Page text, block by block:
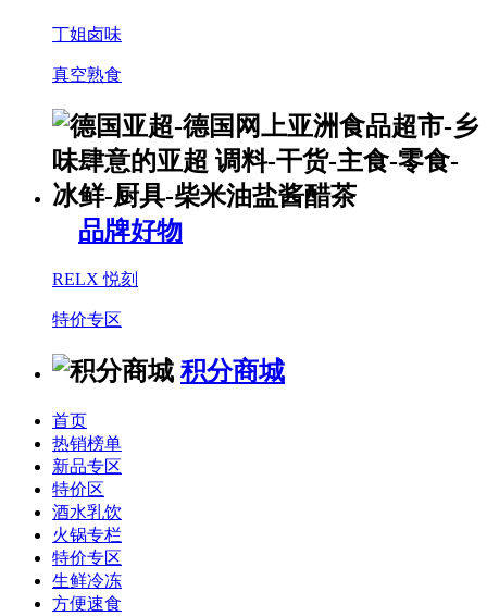
丁姐卤味
真空熟食
品牌好物
RELX 悦刻
特价专区
积分商城
首页
热销榜单
新品专区
特价区
酒水乳饮
火锅专栏
特价专区
生鲜冷冻
方便速食